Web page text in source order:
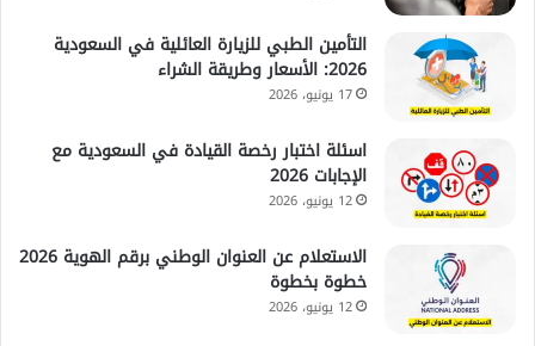
التأمين الطبي للزيارة العائلية في السعودية
2026: الأسعار وطريقة الشراء
17 يونيو، 2026
اسئلة اختبار رخصة القيادة في السعودية مع
الإجابات 2026
12 يونيو، 2026
الاستعلام عن العنوان الوطني برقم الهوية 2026
خطوة بخطوة
12 يونيو، 2026